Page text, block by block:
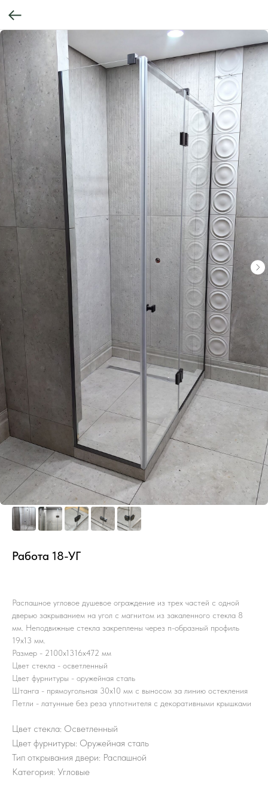
Работа 18-УГ
Распашное угловое душевое ограждение из трех частей с одной
дверью закрыванием на угол с магнитом из закаленного стекла 8
мм. Неподвижные стекла закреплены через п-образный профиль
19х13 мм.
Размер - 2100х1316х472 мм
Цвет стекла - осветленный
Цвет фурнитуры - оружейная сталь
Штанга - прямоугольная 30х10 мм с выносом за линию остекления
Петли - латунные без реза уплотнителя с декоративными крышками
Цвет стекла: Осветленный
Цвет фурнитуры: Оружейная сталь
Тип открывания двери: Распашной
Категория: Угловые